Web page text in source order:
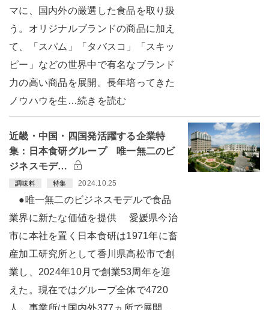
マに、国内外の厳選した食品を取り扱
う。オリジナルブランドの商品に加え
て、「スパム」「タバスコ」「スキッ
ピー」などの世界中で有名なブランド
力の高い商品を展開。長年培ってきた
ノウハウを生…続きを読む
近畿・中国・四国発活躍する企業特
集：日本食研グループ 唯一無二のビ
ジネスモデ…
調味料 特集 2024.10.25
●唯一無二のビジネスモデルで食品
業界に新たな価値を提供 愛媛県今治
市に本社を置く日本食研は1971年に畜
産加工研究所として香川県高松市で創
業し、2024年10月で創業53周年を迎
えた。現在ではグループ全体で4720
人、事業所は国内外377ヵ所で展開…